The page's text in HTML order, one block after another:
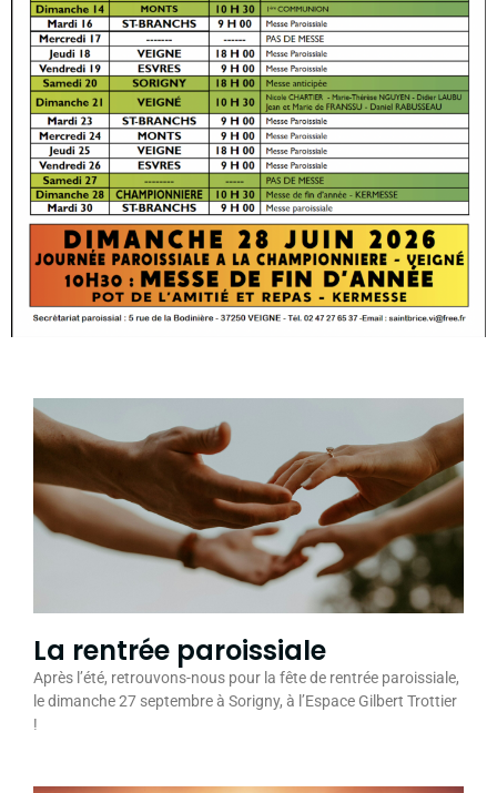
La rentrée paroissiale
Après l’été, retrouvons-nous pour la fête de rentrée paroissiale,
le dimanche 27 septembre à Sorigny, à l’Espace Gilbert Trottier
!